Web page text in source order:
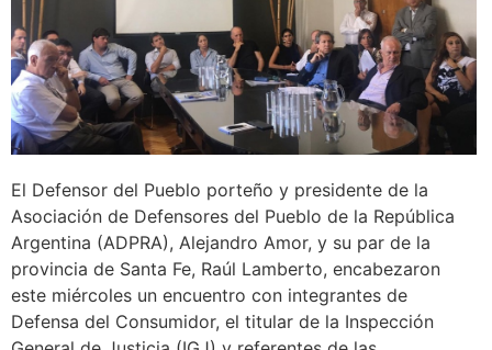
El Defensor del Pueblo porteño y presidente de la
Asociación de Defensores del Pueblo de la República
Argentina (ADPRA), Alejandro Amor, y su par de la
provincia de Santa Fe, Raúl Lamberto, encabezaron
este miércoles un encuentro con integrantes de
Defensa del Consumidor, el titular de la Inspección